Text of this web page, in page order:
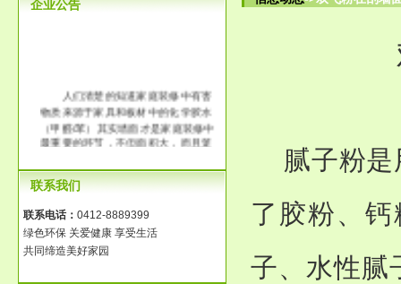
企业公告
人们清楚的知道家庭装修中有害
物质来源于家具和板材中的化学胶水
（甲醛/苯）其实墙面才是家庭装修中
最重要的环节，不但面积大，而且笼
量的化学胶水，它的释放时间长达3-8
年，长时间在一个污染的环境中生
联系我们
联系电话： 0412-8889399
绿色环保 关爱健康 享受生活
共同缔造美好家园
腻子粉
了胶粉、
子、水性腻